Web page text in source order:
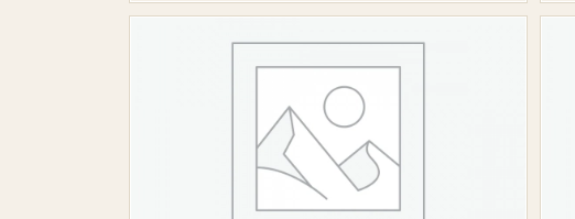
initial
était :
9000 CFA.
actuel
est :
8500 CFA.